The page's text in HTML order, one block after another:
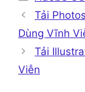
mục
Tải
Dùng Vĩnh
Tải
Viễn